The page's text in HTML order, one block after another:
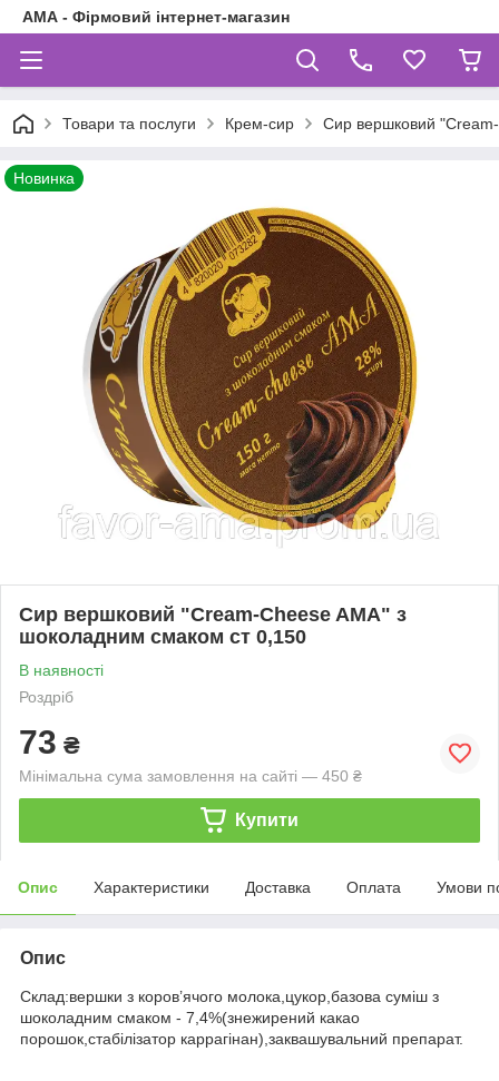
АМА - Фірмовий інтернет-магазин
Товари та послуги Крем-сир Сир вершковий
Новинка
Сир вершковий "Cream-Cheese AMA" з
шоколадним смаком ст 0,150
В наявності
Роздріб
73 ₴
Мінімальна сума замовлення на сайті — 450 ₴
Купити
Опис Характеристики Доставка Оплата Умови
Опис
Склад:вершки з коров’ячого молока,цукор,базова суміш з
шоколадним смаком - 7,4%(знежирений какао
порошок,стабілізатор каррагінан),заквашувальний препарат.